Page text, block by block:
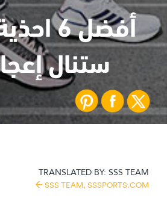
أفضل 6
ستنال
TRANSLATED BY:SSS TEAM
SSS TEAM, SSSPORTS.COM